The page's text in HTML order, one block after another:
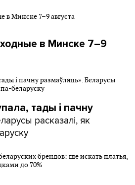
в Минске 7–9
тады і пачну
расказалі, як